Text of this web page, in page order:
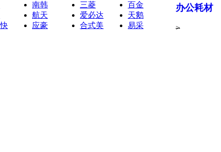
南韩 三菱
百金
航天 爱必达
天鹅
应豪 合式美
易采
办公耗材
>